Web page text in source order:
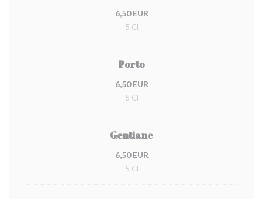
6,50 EUR
5 Cl
Porto
6,50 EUR
5 Cl
Gentiane
6,50 EUR
5 Cl